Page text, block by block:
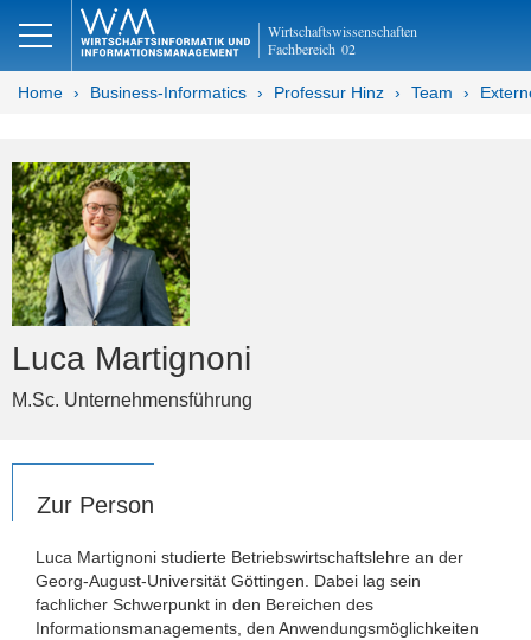
Wirtschaftswissenschaften
Fachbereich 02
Home Business-Informatics Professur Hinz Team
Luca Martignoni
M.Sc. Unternehmensführung
Zur Person
Luca Martignoni studierte Betriebswirtschaftslehre an der
Georg-August-Universität Göttingen. Dabei lag sein
fachlicher Schwerpunkt in den Bereichen des
Informationsmanagements, den Anwendungsmöglichkeiten